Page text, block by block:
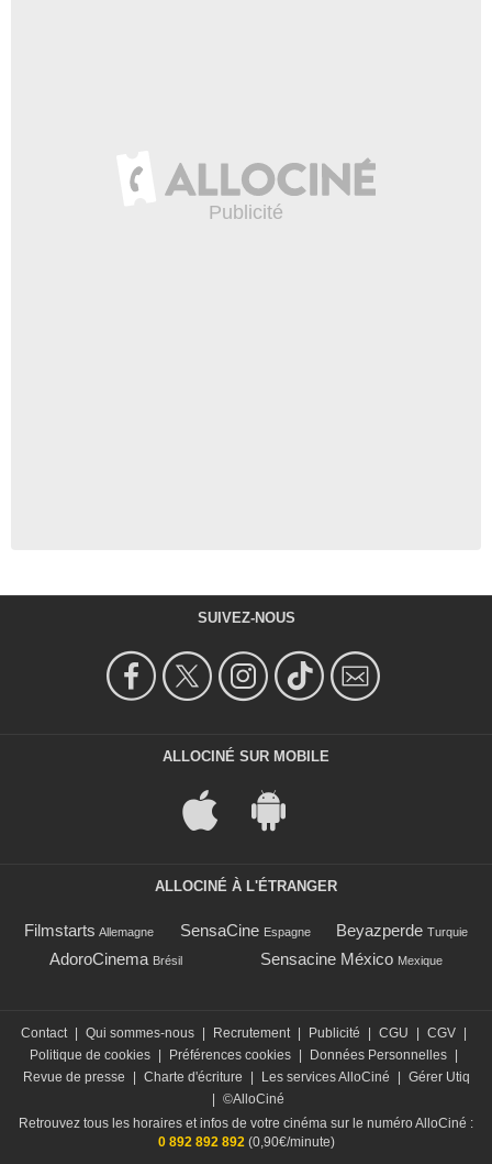
SUIVEZ-NOUS
ALLOCINÉ SUR MOBILE
ALLOCINÉ À L'ÉTRANGER
Filmstarts Allemagne SensaCine Espagne Beyazperde Turquie
AdoroCinema Brésil Sensacine México Mexique
Contact | Qui sommes-nous | Recrutement | Publicité | CGU | CGV |
Politique de cookies | Préférences cookies | Données Personnelles |
Revue de presse
| Charte d'écriture | Les services AlloCiné | Gérer Utiq
| ©AlloCiné
Retrouvez tous les horaires et infos de votre cinéma sur le numéro AlloCiné :
0 892 892 892 (0,90€/minute)